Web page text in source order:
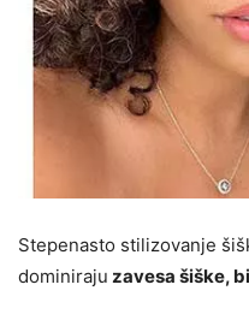
Stepenasto stilizovanje
dominiraju zavesa šiške,